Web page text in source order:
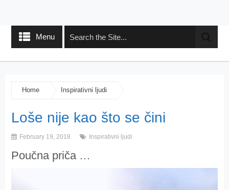
Menu
Home Inspirativni ljudi
Loše nije kao što se čini
February 19, 2018 Inspirativni ljudi
Poučna priča …